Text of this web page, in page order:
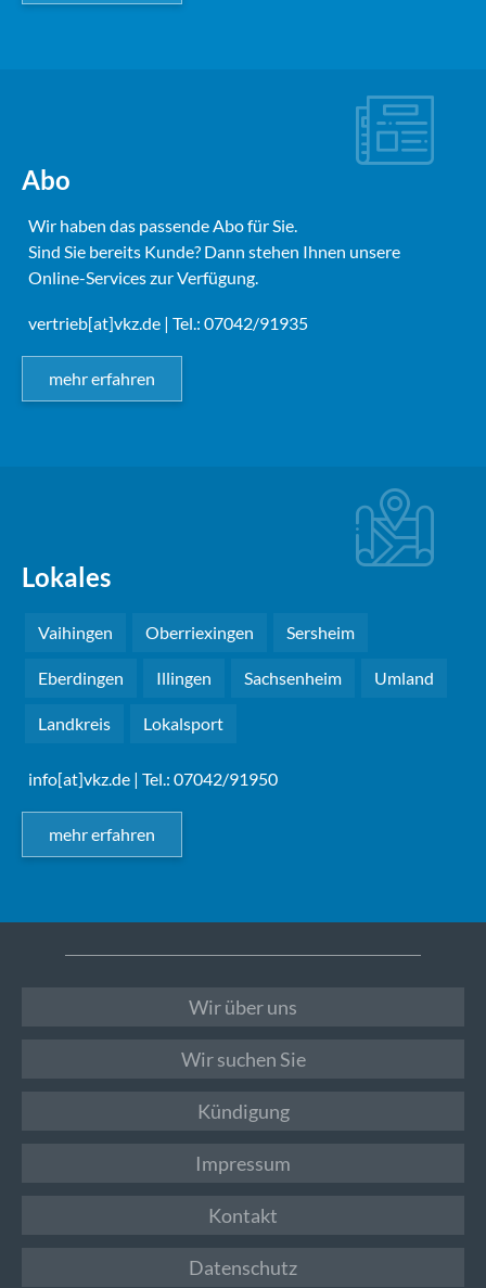
Abo
Wir haben das passende Abo für Sie.
Sind Sie bereits Kunde? Dann stehen Ihnen unsere
Online-Services zur Verfügung.
vertrieb[at]vkz.de | Tel.: 07042/91935
mehr erfahren
Lokales
Vaihingen Oberriexingen Sersheim
Eberdingen Illingen Sachsenheim Umland
Landkreis Lokalsport
info[at]vkz.de | Tel.: 07042/91950
mehr erfahren
Wir über uns
Wir suchen Sie
Kündigung
Impressum
Kontakt
Datenschutz